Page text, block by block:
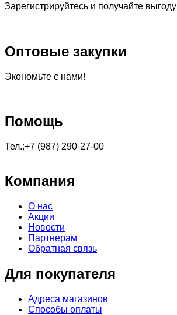
Зарегистрируйтесь и получайте выгоду
Оптовые закупки
Экономьте с нами!
Помощь
Тел.:+7 (987) 290-27-00
Компания
О нас
Акции
Новости
Партнерам
Обратная связь
Для покупателя
Адреса магазинов
Способы оплаты